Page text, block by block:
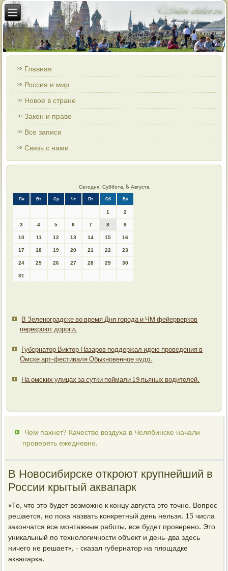
Главная
Россия и мир
Новое в стране
Закон и право
Все записи
Связь с нами
Сегодня: Суббота, 8 Августа
Пн Вт Ср Чт Пт Сб Вс
1 2
3 4 5 6 7 8 9
10 11 12 13 14 15 16
17 18 19 20 21 22 23
24 25 26 27 28 29 30
31
В Зеленоградске во время Дня города и ЧМ фейерверков
перекроют дороги.
Губернатор Виктор Назаров поддержал идею проведения в
Омске арт-фестиваля Обыкновенное чудо.
На омских улицах за сутки поймали 19 пьяных водителей.
Чем пахнет? Качество воздуха в Челябинске начали
проверять ежедневно.
В Новосибирске откроют крупнейший в
России крытый аквапарк
«То, что это будет возможно к концу августа это точно. Вопрос
решается, но пока назвать конкретный день нельзя. 15 числа
закончатся все монтажные работы, все будет проверено. Это
уникальный по технологичности объект и день-два здесь
ничего не решает», - сказал губернатор на площадке
аквапарка.